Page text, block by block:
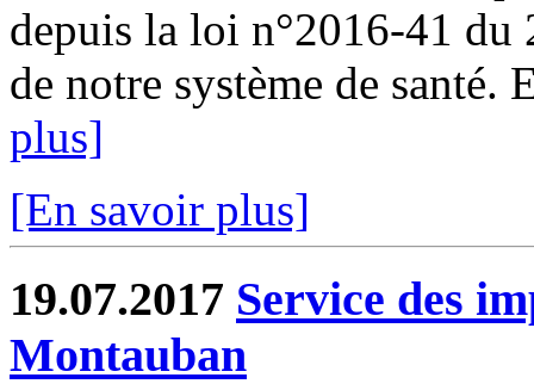
depuis la loi n°2016-41
de notre système de santé.
plus]
[En savoir plus]
19.07.2017 Service des
Montauban